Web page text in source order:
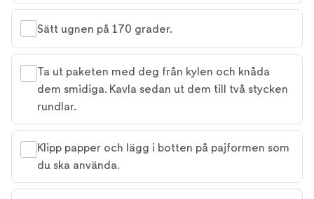
Sätt ugnen på 170 grader.
Ta ut paketen med deg från kylen och knåda
dem smidiga. Kavla sedan ut dem till två stycken
rundlar.
Klipp papper och lägg i botten på pajformen som
du ska använda.